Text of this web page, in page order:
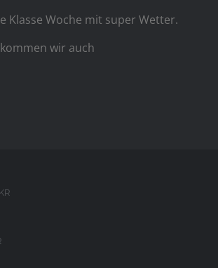
Klasse Woche mit super Wetter.
wir auch